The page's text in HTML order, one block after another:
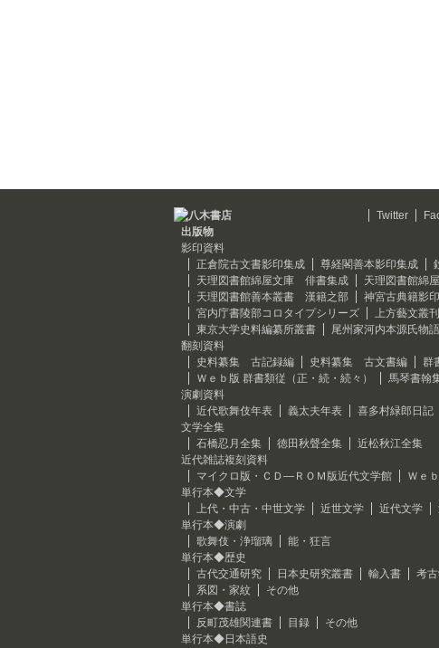
Twitter
出版物
影印資料
正倉院古文書影印集成
尊経閣善本影印集成
天理図書館綿屋文庫 俳書集成
天理図書館綿
天理図書館善本叢書 漢籍之部
神宮古典籍影
宮内庁書陵部コロタイプシリーズ
上方藝文叢刊
東京大学史料編纂所叢書
尾州家河内本源氏物語
翻刻資料
史料纂集 古記録編
史料纂集 古文書編 群
Ｗｅｂ版 群書類従（正・続・続々）
馬琴書翰
演劇資料
近代歌舞伎年表
義太夫年表
喜多村緑郎日記
文学全集
石橋忍月全集
徳田秋聲全集
近松秋江全集
近代雑誌複刻資料
マイクロ版・ＣＤ―ＲＯＭ版近代文学館
Ｗｅ
単行本◆文学
上代・中古・中世文学
近世文学 近代文学
単行本◆演劇
歌舞伎・浄瑠璃
能・狂言
単行本◆歴史
古代交通研究
日本史研究叢書 輸入書 考
系図・家紋
その他
単行本◆書誌
反町茂雄関連書
目録
その他
単行本◆日本語史